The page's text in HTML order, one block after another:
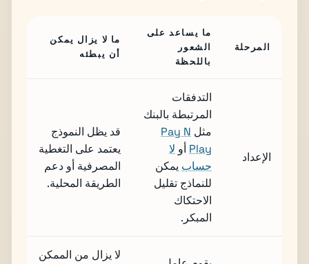
المرحلة
ما يساعد على
الشعور
باللحظة
ما لا يزال يمكن
أن يبطئه
الإعداد
التدفقات
المرتبطة بالبنك
مثل Pay N
Play أو لا
حساب يمكن
للنماذج تقليل
الاحتكاك
المبكر.
قد يظل النموذج
يعتمد على التغطية
المصرفية أو دعم
الطريقة المحلية.
لا يزال من الممكن